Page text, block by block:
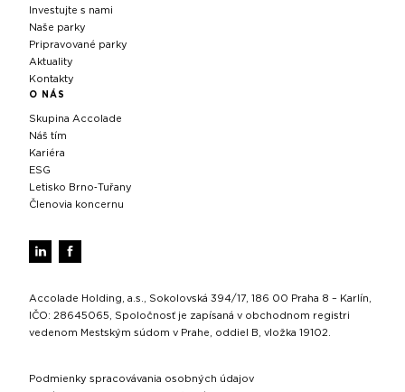
Investujte s nami
Naše parky
Pripravované parky
Aktuality
Kontakty
O NÁS
Skupina Accolade
Náš tím
Kariéra
ESG
Letisko Brno‑Tuřany
Členovia koncernu
Accolade Holding, a.s., Sokolovská 394/17, 186 00 Praha 8 – Karlín,
IČO: 28645065, Spoločnosť je zapísaná v obchodnom registri
vedenom Mestským súdom v Prahe, oddiel B, vložka 19102.
Podmienky spracovávania osobných údajov